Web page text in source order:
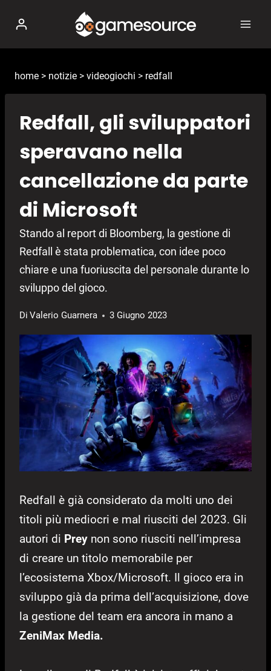
contenuto
home > notizie > videogiochi > redfall
Redfall, gli sviluppatori
speravano nella
cancellazione da parte
di Microsoft
Stando al report di Bloomberg, la gestione di
Redfall è stata problematica, con idee poco
chiare e una fuoriuscita del personale durante lo
sviluppo del gioco.
Di Valerio Guarnera 3 Giugno 2023
Redfall è già considerato da molti uno dei
titoli più mediocri e mal riusciti del 2023. Gli
autori di Prey non sono riusciti nell’impresa
di creare un titolo memorabile per
l’ecosistema Xbox/Microsoft. Il gioco era in
sviluppo già da prima dell’acquisizione, dove
la gestione del team era ancora in mano a
ZeniMax Media.